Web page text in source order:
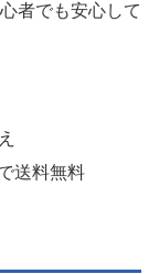
者でも安心して
送料無料